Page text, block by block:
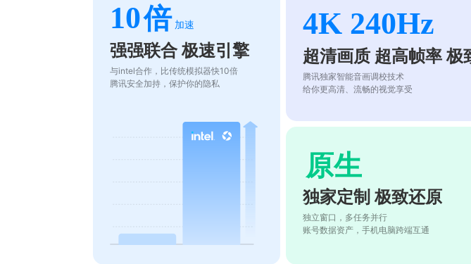
10倍 加速
强强联合 极速引擎
与intel合作，比传统模拟器快10倍
腾讯安全加持，保护你的隐私
4K 240Hz
超清画质 超高帧率 极
腾讯独家智能音画调校技术
给你更高清、流畅的视觉享受
原生
独家定制 极致还原
独立窗口，多任务并行
账号数据资产，手机电脑跨端互通